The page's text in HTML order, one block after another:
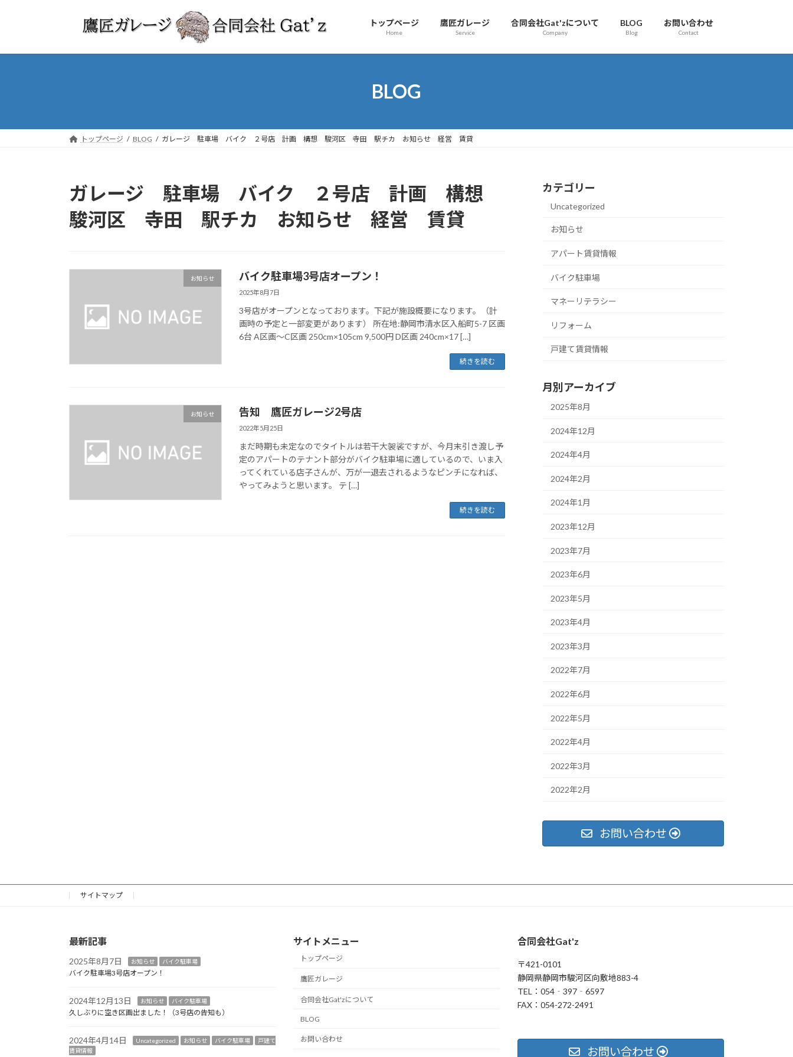
トップページ
Home
鷹匠ガレージ
Service
合同会社Gat'zについて
Company
BLOG
Blog
お問い合わせ
Contact
BLOG
トップページ BLOG ガレージ 駐車場 バイク ２号店 計画 構想 駿河区 寺田 駅チカ お知らせ 経営 賃貸
ガレージ 駐車場 バイク ２号店 計画 構想
駿河区 寺田 駅チカ お知らせ 経営 賃貸
お知らせ バイク駐車場3号店オープン！
2025年8月7日
3号店がオープンとなっております。下記が施設概要になります。（計
画時の予定と一部変更があります） 所在地:静岡市清水区入船町5-7 区画
6台 A区画〜C区画 250cm×105cm 9,500円 D区画 240cm×17 […]
続きを読む
お知らせ 告知 鷹匠ガレージ2号店
2022年5月25日
まだ時期も未定なのでタイトルは若干大袈裟ですが、今月末引き渡し予
定のアパートのテナント部分がバイク駐車場に適しているので、いま入
ってくれている店子さんが、万が一退去されるようなピンチになれば、
やってみようと思います。 テ […]
続きを読む
カテゴリー
Uncategorized
お知らせ
アパート賃貸情報
バイク駐車場
マネーリテラシー
リフォーム
戸建て賃貸情報
月別アーカイブ
2025年8月
2024年12月
2024年4月
2024年2月
2024年1月
2023年12月
2023年7月
2023年6月
2023年5月
2023年4月
2023年3月
2022年7月
2022年6月
2022年5月
2022年4月
2022年3月
2022年2月
お問い合わせ
サイトマップ
最新記事
2025年8月7日 お知らせ バイク駐車場
バイク駐車場3号店オープン！
2024年12月13日 お知らせ バイク駐車場
久しぶりに空き区画出ました！（3号店の告知も）
2024年4月14日 Uncategorized お知らせ バイク駐車場
戸建て
賃貸情報
サイトメニュー
トップページ
鷹匠ガレージ
合同会社Gat'zについて
BLOG
お問い合わせ
合同会社Gat'z
〒421-0101
静岡県静岡市駿河区向敷地883-4
TEL：054‐397‐6597
FAX：054-272-2491
お問い合わせ